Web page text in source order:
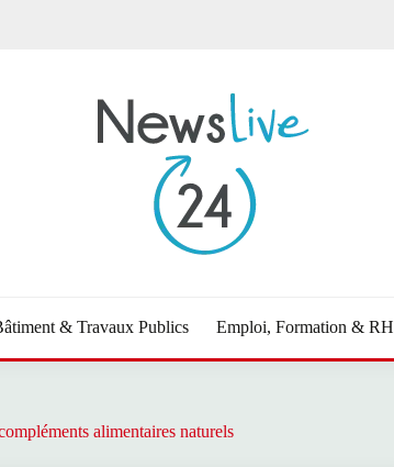
& Travaux Publics Emploi, Formation & RH
alimentaires naturels